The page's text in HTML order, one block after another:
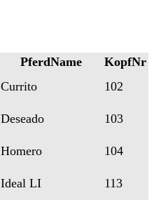
PferdName
KopfNr
Currito
102
Deseado
103
Homero
104
Ideal LI
113